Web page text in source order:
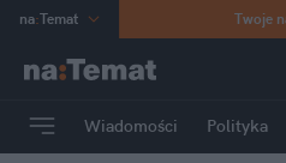
na:Temat
Poland
mama
Twoje
Wiadomości Polityka